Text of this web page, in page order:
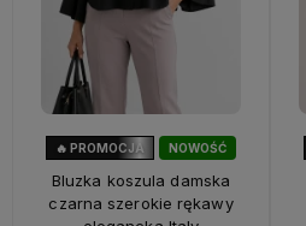
NOWOŚĆ
🔥 PROMOCJA
Bluzka koszula damska
czarna szerokie rękawy